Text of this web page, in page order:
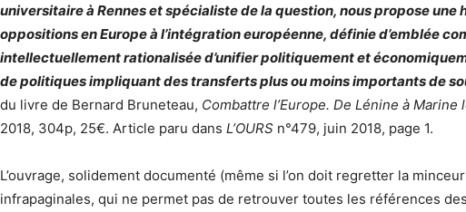
universitaire à Rennes et spécialiste de la question, nous propose une
oppositions en Europe à l’intégration européenne, définie d’emblée
intellectuellement rationalisée d’unifier politiquement et
de politiques impliquant des transferts plus ou moins importants de
du livre de Bernard Bruneteau, Combattre l’Europe. De Lénine à Marine
2018, 304p, 25€. Article paru dans L’OURS n°479, juin 2018, page 1.
L’ouvrage, solidement documenté (même si l’on doit regretter la
infrapaginales, qui ne permet pas de retrouver toutes les références